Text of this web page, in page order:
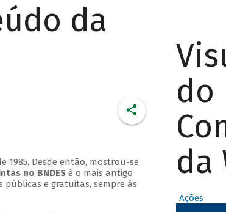
da
1985. Desde então, mostrou-se
no BNDESé o mais antigo
e gratuitas, sempre às
do
da
Ações